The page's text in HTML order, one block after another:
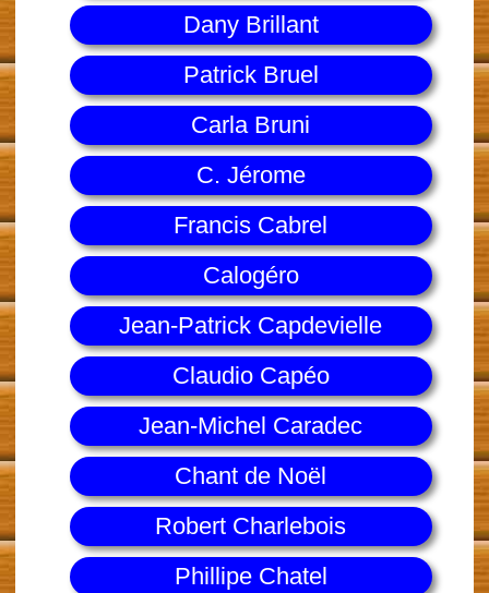
Dany Brillant
Patrick Bruel
Carla Bruni
C. Jérome
Francis Cabrel
Calogéro
Jean-Patrick Capdevielle
Claudio Capéo
Jean-Michel Caradec
Chant de Noël
Robert Charlebois
Phillipe Chatel